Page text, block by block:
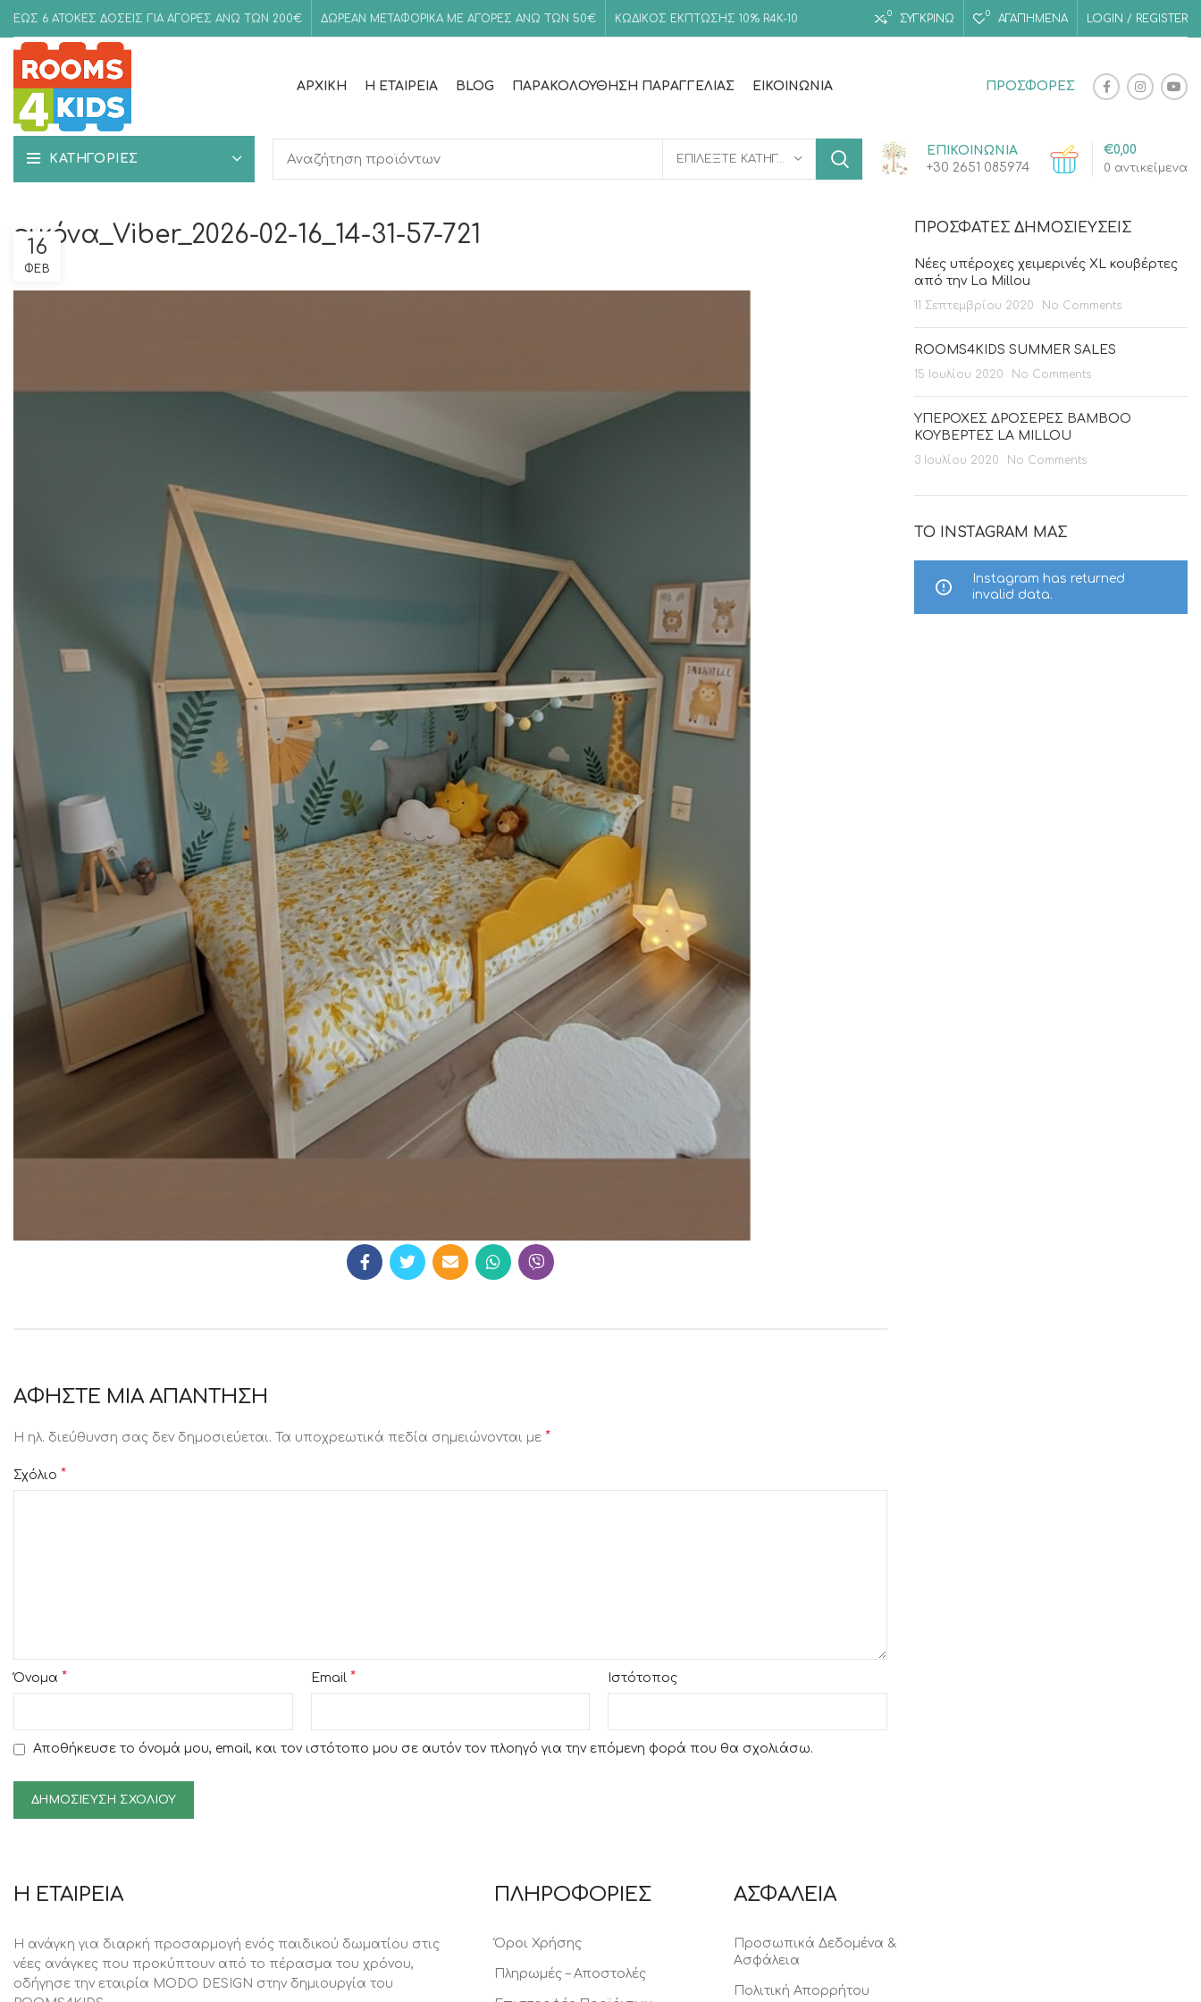
ΕΩΣ 6 ΑΤΟΚΕΣ ΔΟΣΕΙΣ ΓΙΑ ΑΓΟΡΕΣ ΑΝΩ ΤΩΝ 200€ ΔΩΡΕΑΝ ΜΕΤΑΦΟΡΙΚΑ ΜΕ ΑΓΟΡΕΣ ΑΝΩ ΤΩΝ 50€ ΚΩΔΙΚΟΣ ΕΚΠΤΩΣΗΣ 10% R4K-10 0 ΣΥΓΚΡΙΝΩ 0 ΑΓΑΠΗΜΈΝΑ LOGIN / REGISTER
ΑΡΧΙΚΉ Η ΕΤΑΙΡΕΊΑ BLOG ΠΑΡΑΚΟΛΟΎΘΗΣΗ ΠΑΡΑΓΓΕΛΊΑΣ ΕΙΚΟΙΝΩΝΊΑ ΠΡΟΣΦΟΡΕΣ
ΚΑΤΗΓΟΡΙΕΣ ΕΠΙΛΈΞΤΕ ΚΑΤΗΓΟΡΊΑ
ΕΠΙΚΟΙΝΩΝΙΑ
+30 2651 085974
0 αντικείμενα
€0,00
εικόνα_Viber_2026-02-16_14-31-57-721
16
ΦΕΒ
ΑΦΉΣΤΕ ΜΙΑ ΑΠΆΝΤΗΣΗ
Η ηλ. διεύθυνση σας δεν δημοσιεύεται. Τα υποχρεωτικά πεδία σημειώνονται με *
Σχόλιο *
Όνομα * Email * Ιστότοπος
Αποθήκευσε το όνομά μου, email, και τον ιστότοπο μου σε αυτόν τον πλοηγό για την επόμενη φορά που θα σχολιάσω.
ΠΡΌΣΦΑΤΕΣ ΔΗΜΟΣΙΕΎΣΕΙΣ
Νέες υπέροχες χειμερινές XL κουβέρτες
από την La Millou
11 Σεπτεμβρίου 2020 No Comments
ROOMS4KIDS SUMMER SALES
15 Ιουλίου 2020 No Comments
ΥΠΕΡΟΧΕΣ ΔΡΟΣΕΡΕΣ BAMBOO
ΚΟΥΒΕΡΤΕΣ LA MILLOU
3 Ιουλίου 2020 No Comments
ΤΟ INSTAGRAM ΜΑΣ
Instagram has returned
invalid data.
Η ΕΤΑΙΡΕΙΑ
Η ανάγκη για διαρκή προσαρμογή ενός παιδικού δωματίου στις
νέες ανάγκες που προκύπτουν από το πέρασμα του χρόνου,
oδήγησε την εταιρία MODO DESIGN στην δημιουργία του
ΠΛΗΡΟΦΟΡΙΕΣ
Όροι Χρήσης
Πληρωμές – Αποστολές
ΑΣΦΑΛΕΙΑ
Προσωπικά Δεδομένα &
Ασφάλεια
Πολιτική Απορρήτου